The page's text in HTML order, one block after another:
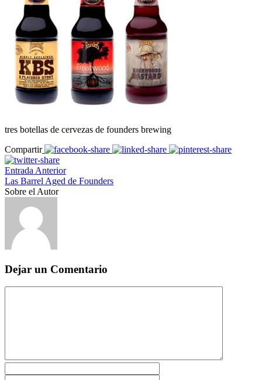
tres botellas de cervezas de founders brewing
Compartir
Entrada Anterior
Las Barrel Aged de Founders
Sobre el Autor
Dejar un Comentario